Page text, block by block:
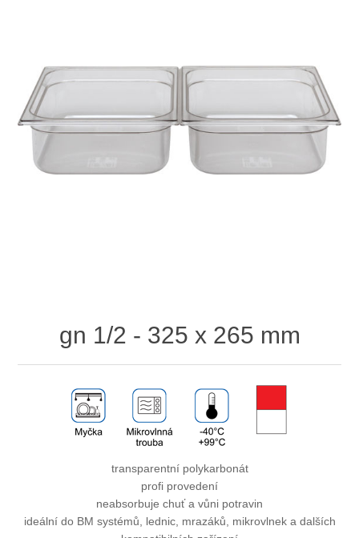
gn 1/2 - 325 x 265 mm
transparentní polykarbonát
profi provedení
neabsorbuje chuť a vůni potravin
ideální do BM systémů, lednic, mrazáků, mikrovlnek a dalších